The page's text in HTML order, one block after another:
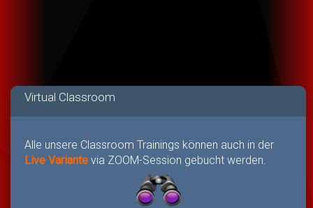
Virtual Classroom
Alle unsere Classroom Trainings können auch in der
Live Variante via ZOOM-Session gebucht werden.